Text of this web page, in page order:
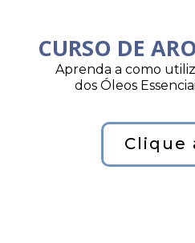
CURSO DE
Aprenda a como
dos Óleos
Clique